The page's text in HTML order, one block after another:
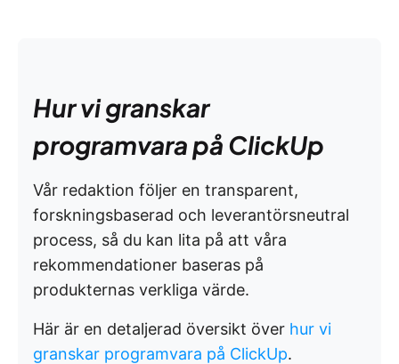
Hur vi granskar
programvara på ClickUp
Vår redaktion följer en transparent,
forskningsbaserad och leverantörsneutral
process, så du kan lita på att våra
rekommendationer baseras på
produkternas verkliga värde.
Här är en detaljerad översikt över hur vi
granskar programvara på ClickUp.